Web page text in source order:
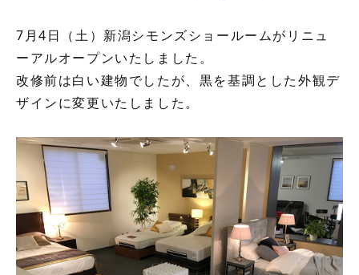
7月4日（土）新潟シモンズショールームがリニュ
ーアルオープンいたしました。
改修前は白い建物でしたが、黒を基調とした外観デ
ザインに変更いたしました。